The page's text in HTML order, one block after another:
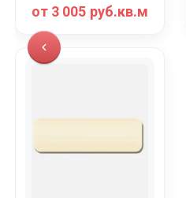
от 3 005 руб.кв.м